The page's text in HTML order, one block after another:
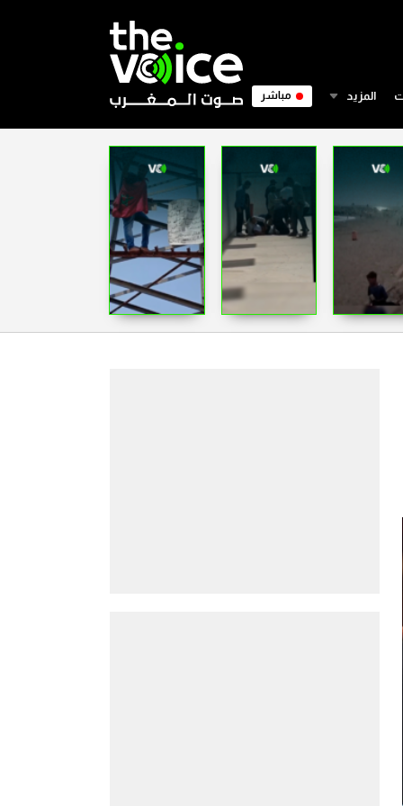
المزيد مباشر